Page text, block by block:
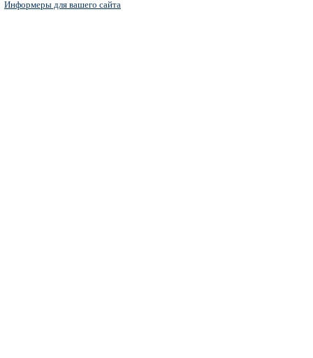
Информеры для вашего сайта